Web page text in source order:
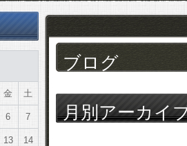
ブログ
月別アーカイ
金 土
6 7
13 14